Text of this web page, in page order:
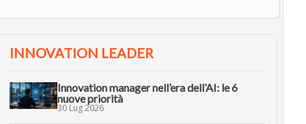
INNOVATION LEADER
Innovation manager nell’era dell’AI: le 6
nuove priorità
30 Lug 2026